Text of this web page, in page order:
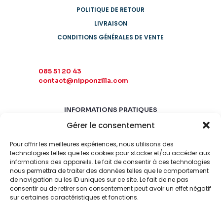
Gérer le consentement
Pour offrir les meilleures expériences, nous utilisons des
technologies telles que les cookies pour stocker et/ou accéder aux
informations des appareils. Le fait de consentir à ces technologies
nous permettra de traiter des données telles que le comportement
de navigation ou les ID uniques sur ce site. Le fait de ne pas
consentir ou de retirer son consentement peut avoir un effet négatif
sur certaines caractéristiques et fonctions.
POLITIQUE DE RETOUR
LIVRAISON
CONDITIONS GÉNÉRALES DE VENTE
085 51 20 43
contact@nipponzilla.com
INFORMATIONS PRATIQUES
MARDI-SAMEDI
LUNDI-DIMANCHE
FERMÉ